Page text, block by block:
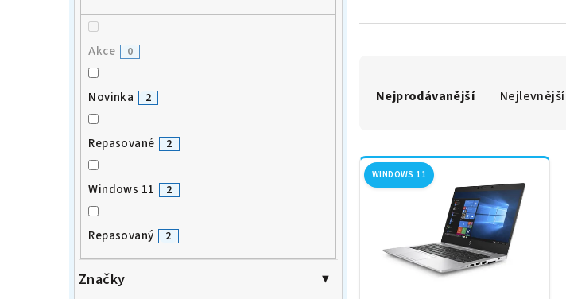
Akce 0
Novinka 2
Repasované 2
Windows 11 2
Repasovaný 2
Značky
e
Nejprodávanější Nejlevnější
V
ý
WINDOWS 11